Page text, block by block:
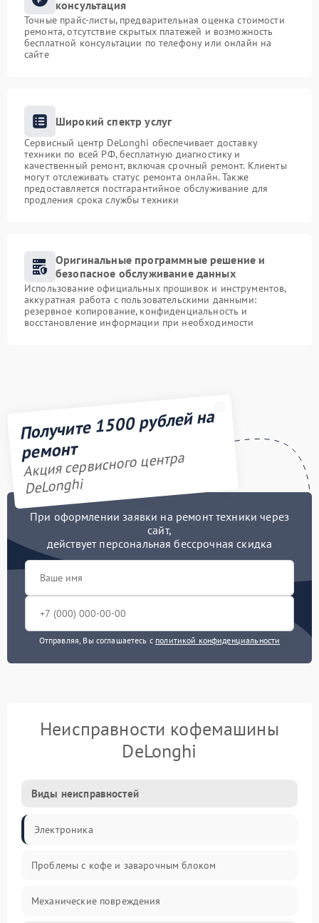
консультация
Точные прайс-листы, предварительная оценка стоимости
ремонта, отсутствие скрытых платежей и возможность
бесплатной консультации по телефону или онлайн на
сайте
Широкий спектр услуг
Сервисный центр DeLonghi обеспечивает доставку
техники по всей РФ, бесплатную диагностику и
качественный ремонт, включая срочный ремонт. Клиенты
могут отслеживать статус ремонта онлайн. Также
предоставляется постгарантийное обслуживание для
продления срока службы техники
Оригинальные программные решение и
безопасное обслуживание данных
Использование официальных прошивок и инструментов,
аккуратная работа с пользовательскими данными:
резервное копирование, конфиденциальность и
восстановление информации при необходимости
Получите 1500 рублей на
ремонт
Акция сервисного центра
DeLonghi
При оформлении заявки на ремонт техники через
сайт,
действует персональная бессрочная скидка
Отправляя, Вы соглашаетесь с политикой конфиденциальности
Неисправности кофемашины
DeLonghi
Виды неисправностей
Электроника
Проблемы с кофе и заварочным блоком
Механические повреждения